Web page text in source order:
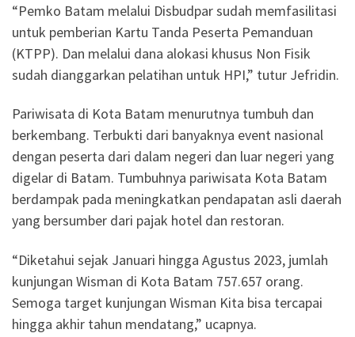
“Pemko Batam melalui Disbudpar sudah memfasilitasi
untuk pemberian Kartu Tanda Peserta Pemanduan
(KTPP). Dan melalui dana alokasi khusus Non Fisik
sudah dianggarkan pelatihan untuk HPI,” tutur Jefridin.
Pariwisata di Kota Batam menurutnya tumbuh dan
berkembang. Terbukti dari banyaknya event nasional
dengan peserta dari dalam negeri dan luar negeri yang
digelar di Batam. Tumbuhnya pariwisata Kota Batam
berdampak pada meningkatkan pendapatan asli daerah
yang bersumber dari pajak hotel dan restoran.
“Diketahui sejak Januari hingga Agustus 2023, jumlah
kunjungan Wisman di Kota Batam 757.657 orang.
Semoga target kunjungan Wisman Kita bisa tercapai
hingga akhir tahun mendatang,” ucapnya.